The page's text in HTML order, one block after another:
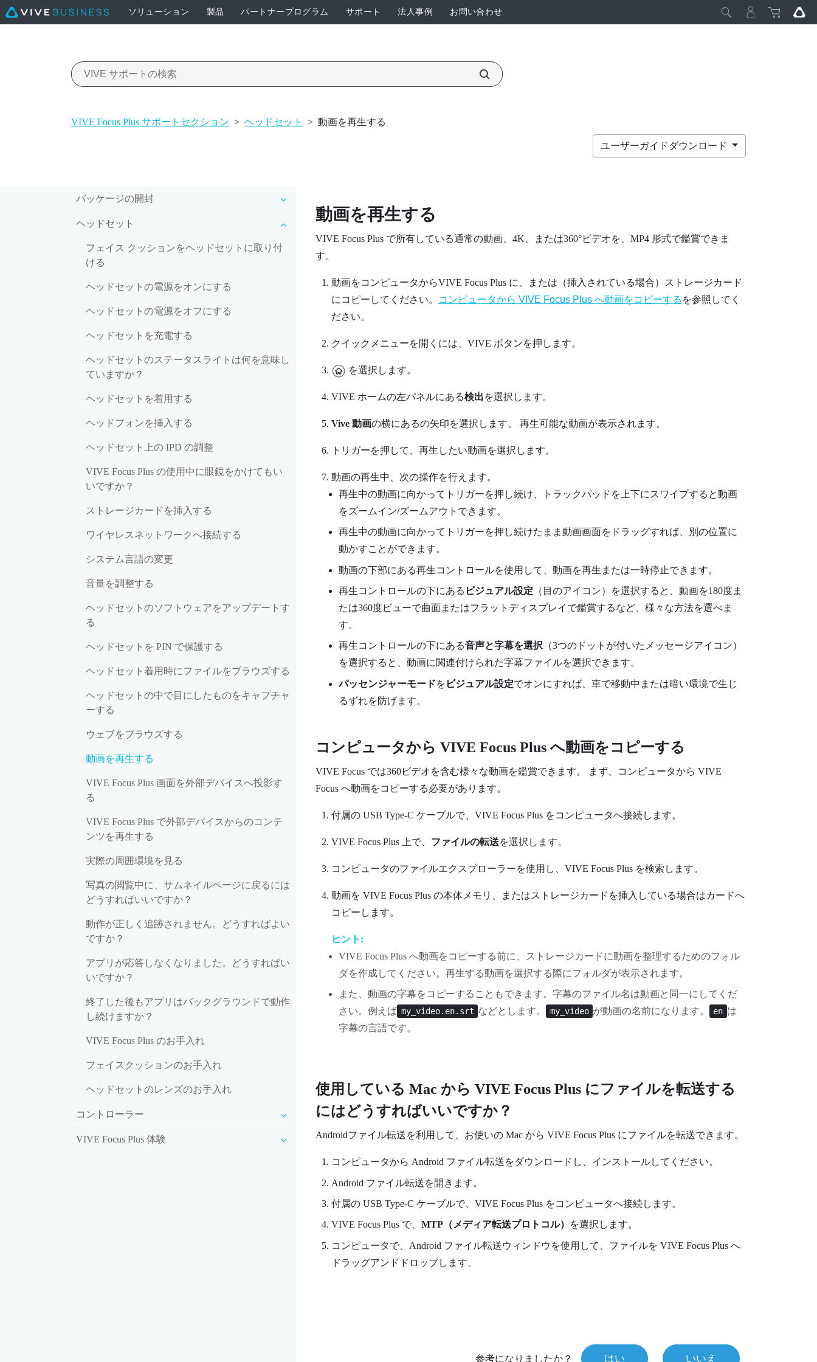
ソリューション 製品 パートナープログラム サポート 法人事例 お問い合わせ
VIVE Focus Plus サポートセクション > ヘッドセット > 動画を再生する
ユーザーガイドダウンロード
パッケージの開封
ヘッドセット
フェイス クッションをヘッドセットに取り付
ける
ヘッドセットの電源をオンにする
ヘッドセットの電源をオフにする
ヘッドセットを充電する
ヘッドセットのステータスライトは何を意味し
ていますか？
ヘッドセットを着用する
ヘッドフォンを挿入する
ヘッドセット上の IPD の調整
VIVE Focus Plus の使用中に眼鏡をかけてもい
いですか？
ストレージカードを挿入する
ワイヤレスネットワークへ接続する
システム言語の変更
音量を調整する
ヘッドセットのソフトウェアをアップデートす
る
ヘッドセットを PIN で保護する
ヘッドセット着用時にファイルをブラウズする
ヘッドセットの中で目にしたものをキャプチャ
ーする
ウェブをブラウズする
動画を再生する
VIVE Focus Plus 画面を外部デバイスへ投影す
る
VIVE Focus Plus で外部デバイスからのコンテ
ンツを再生する
実際の周囲環境を見る
写真の閲覧中に、サムネイルページに戻るには
どうすればいいですか？
動作が正しく追跡されません。どうすればよい
ですか？
アプリが応答しなくなりました。どうすればい
いですか？
終了した後もアプリはバックグラウンドで動作
し続けますか？
VIVE Focus Plus のお手入れ
フェイスクッションのお手入れ
ヘッドセットのレンズのお手入れ
コントローラー
VIVE Focus Plus 体験
動画を再生する
VIVE FocusPlusで所有している通常の動画、4K、または360°ビデオを、MP4 形式で鑑賞できま
す。
動画をコンピュータからVIVE FocusPlusに、または（挿入されている場合）ストレージカード
にコピーしてください。
コンピュータから VIVE FocusPlusへ動画をコピーする を参照してく
ださい。
クイックメニューを開くには、 VIVE ボタンを押します。
を選択します。
VIVE ホームの左パネルにある検出を選択します。
Vive 動画の横にあるの矢印を選択します。 再生可能な動画が表示されます。
トリガーを押して、再生したい動画を選択します。
動画の再生中、次の操作を行えます。
再生中の動画に向かって トリガーを押し続け、 トラックパッド を上下にスワイプすると動画
をズームイン/ズームアウトできます。
再生中の動画に向かって トリガーを押し続けたまま動画画面をドラッグすれば、別の位置に
動かすことができます。
動画の下部にある再生コントロールを使用して、動画を再生または一時停止できます。
再生コントロールの下にある ビジュアル設定 （目のアイコン）を選択すると、動画を180度ま
たは360度ビューで曲面またはフラットディスプレイで鑑賞するなど、様々な方法を選べま
す。
再生コントロールの下にある音声と字幕を選択 （3つのドットが付いたメッセージアイコン）
を選択すると、動画に関連付けられた字幕ファイルを選択できます。
パッセンジャーモードを ビジュアル設定でオンにすれば、車で移動中または暗い環境で生じ
るずれを防げます。
コンピュータから VIVE FocusPlusへ動画をコピーする
VIVE Focusでは360ビデオを含む様々な動画を鑑賞できます。 まず、コンピュータから VIVE
Focusへ動画をコピーする必要があります。
付属の USB Type-C ケーブルで、 VIVE FocusPlusをコンピュータへ接続します。
VIVE FocusPlus上で、 ファイルの転送を選択します。
コンピュータのファイルエクスプローラーを使用し、 VIVE FocusPlusを検索します。
動画を VIVE FocusPlusの本体メモリ、またはストレージカードを挿入している場合はカードへ
コピーします。
ヒント:
VIVE Focus Plus へ動画をコピーする前に、ストレージカードに動画を整理するためのフォル
ダを作成してください。再生する動画を選択する際にフォルダが表示されます。
また、動画の字幕をコピーすることもできます。字幕のファイル名は動画と同一にしてくだ
さい。例えば my_video.en.srt などとします。 my_video が動画の名前になります。 en は
字幕の言語です。
使用している Mac から VIVE FocusPlusにファイルを転送する
にはどうすればいいですか？
Androidファイル転送を利用して、お使いの Macから VIVE FocusPlusにファイルを転送できます。
コンピュータから Android ファイル転送をダウンロードし、インストールしてください。
Android ファイル転送を開きます。
付属の USB Type-C ケーブルで、 VIVE FocusPlusをコンピュータへ接続します。
VIVE FocusPlusで、 MTP（メディア転送プロトコル） を選択します。
コンピュータで、Android ファイル転送ウィンドウを使用して、ファイルを VIVE FocusPlusへ
ドラッグアンドドロップします。
参考になりましたか？ はい いいえ